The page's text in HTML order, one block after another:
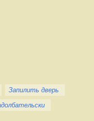
Запилить дверь